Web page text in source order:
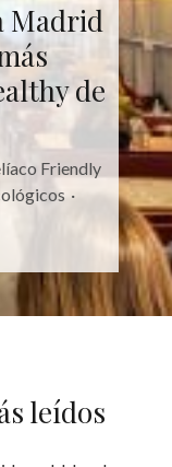
Madrid
de
Friendly
·
leídos